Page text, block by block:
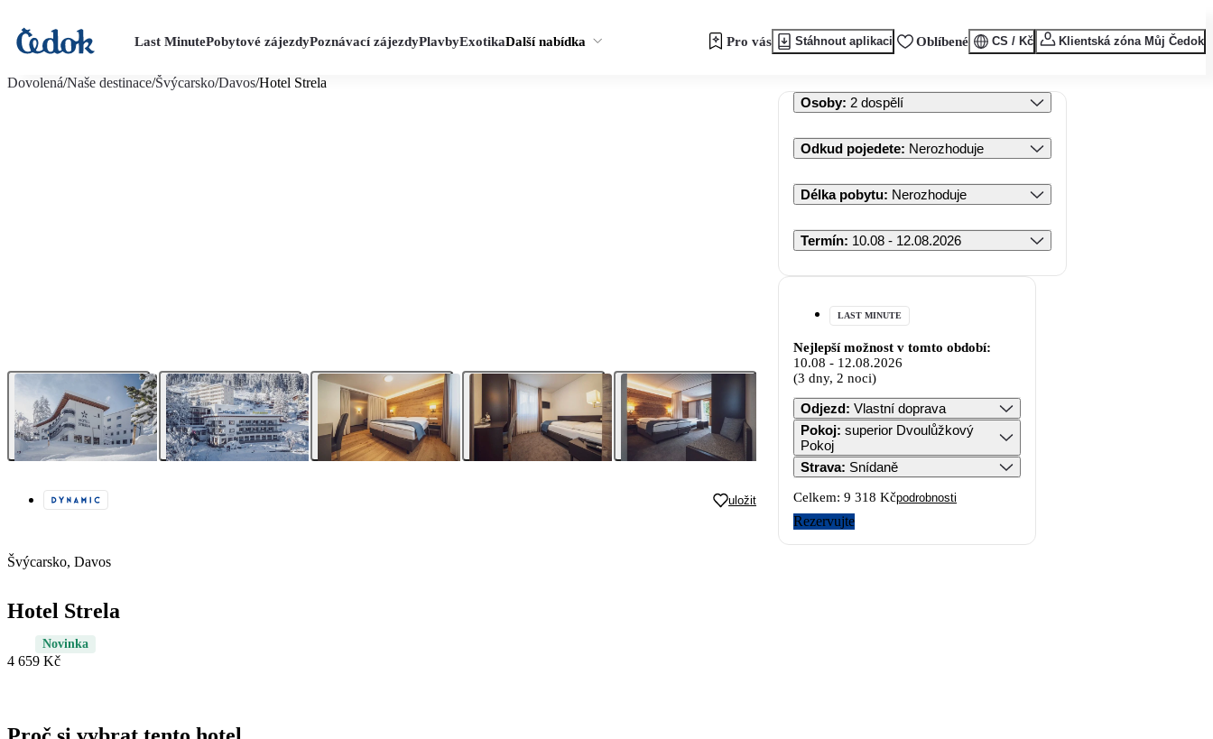
Last MinutePobytové zájezdyPoznávací zájezdyPlavbyExotikaDalší nabídka Pro vás Stáhnout aplikaci Oblíbené CS / Kč Klientská zóna Můj Čedok
Dovolená/Naše destinace/Švýcarsko/Davos/Hotel Strela
uložit
Švýcarsko, Davos
Hotel Strela
Novinka
4 659 Kč
Osoby: 2 dospělí
Odkud pojedete: Nerozhoduje
Délka pobytu: Nerozhoduje
Termín: 10.08 - 12.08.2026
LAST MINUTE
Nejlepší možnost v tomto období:
10.08 - 12.08.2026
(3 dny, 2 noci)
Odjezd: Vlastní doprava
Pokoj: superior Dvoulůžkový
Pokoj
Strava: Snídaně
Celkem: 9 318 Kčpodrobnosti
Rezervujte